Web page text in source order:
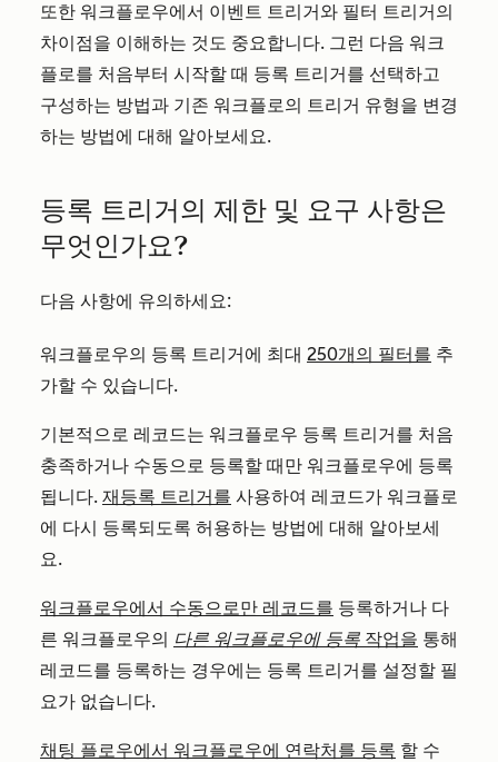
또한 워크플로우에서 이벤트 트리거와 필터 트리거의
차이점을 이해하는 것도 중요합니다. 그런 다음 워크
플로를 처음부터 시작할 때 등록 트리거를 선택하고
구성하는 방법과 기존 워크플로의 트리거 유형을 변경
하는 방법에 대해 알아보세요.
등록 트리거의 제한 및 요구 사항은
무엇인가요?
다음 사항에 유의하세요:
워크플로우의 등록 트리거에 최대 250개의 필터를 추
가할 수 있습니다.
기본적으로 레코드는 워크플로우 등록 트리거를 처음
충족하거나 수동으로 등록할 때만 워크플로우에 등록
됩니다. 재등록 트리거를 사용하여 레코드가 워크플로
에 다시 등록되도록 허용하는 방법에 대해 알아보세
요.
워크플로우에서 수동으로만 레코드를 등록하거나 다
른 워크플로우의 다른 워크플로우에 등록 작업을 통해
레코드를 등록하는 경우에는 등록 트리거를 설정할 필
요가 없습니다.
채팅 플로우에서 워크플로우에 연락처를 등록 할 수